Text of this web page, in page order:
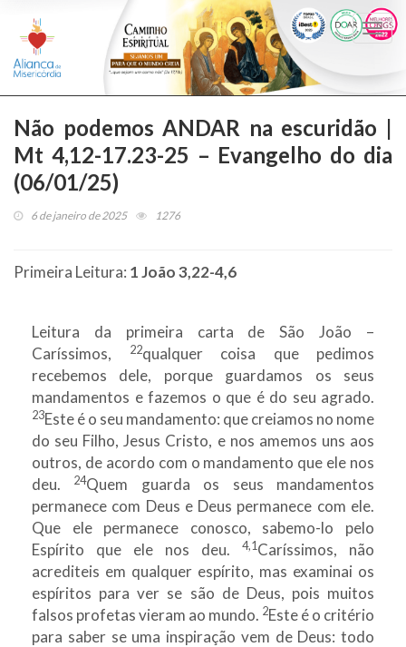
Não podemos ANDAR na escuridão |
Mt 4,12-17.23-25 – Evangelho do dia
(06/01/25)
6 de janeiro de 2025 1276
Primeira Leitura: 1 João 3,22-4,6
Leitura da primeira carta de São João –
Caríssimos,
22qualquer coisa que pedimos
recebemos dele, porque guardamos os seus
mandamentos e fazemos o que é do seu agrado.
23Este é o seu mandamento: que creiamos no nome
do seu Filho, Jesus Cristo, e nos amemos uns aos
outros, de acordo com o mandamento que ele nos
deu.
24Quem guarda os seus mandamentos
permanece com Deus e Deus permanece com ele.
Que ele permanece conosco, sabemo-lo pelo
Espírito que ele nos deu.
4,1Caríssimos, não
acrediteis em qualquer espírito, mas examinai os
espíritos para ver se são de Deus, pois muitos
falsos profetas vieram ao mundo. 2Este é o critério
para saber se uma inspiração vem de Deus: todo